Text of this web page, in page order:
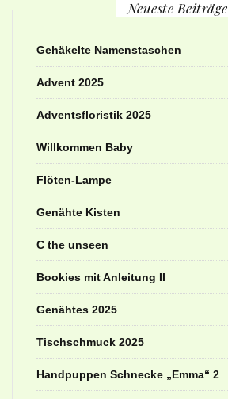
Neueste Beiträge
Gehäkelte Namenstaschen
Advent 2025
Adventsfloristik 2025
Willkommen Baby
Flöten-Lampe
Genähte Kisten
C the unseen
Bookies mit Anleitung II
Genähtes 2025
Tischschmuck 2025
Handpuppen Schnecke „Emma“ 2